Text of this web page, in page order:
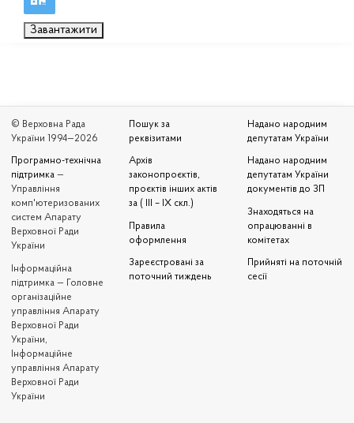
Завантажити
© Верховна Рада
України 1994—2026
Програмно-технічна
підтримка —
Управління
комп'ютеризованих
систем Апарату
Верховної Ради
України
Iнформаційна
підтримка — Головне
організаційне
управління Апарату
Верховної Ради
України,
Інформаційне
управління Апарату
Верховної Ради
України
Пошук за
реквізитами
Архів
законопроєктів,
проєктів інших актів
за ( III – IX скл.)
Правила
оформлення
Зареєстровані за
поточний тиждень
Надано народним
депутатам України
Надано народним
депутатам України
документів до ЗП
Знаходяться на
опрацюванні в
комітетах
Прийняті на поточній
сесії